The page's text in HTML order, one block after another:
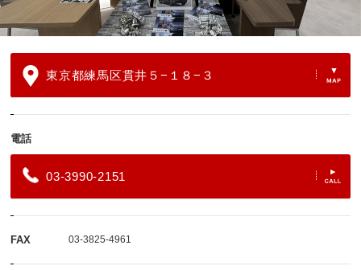
東京都練馬区貫井５−１８−３
電話
03-3990-2151
FAX 03-3825-4961